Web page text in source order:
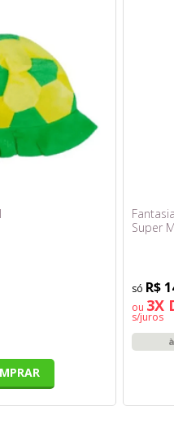
Super
R$
ou 3X
s/juros